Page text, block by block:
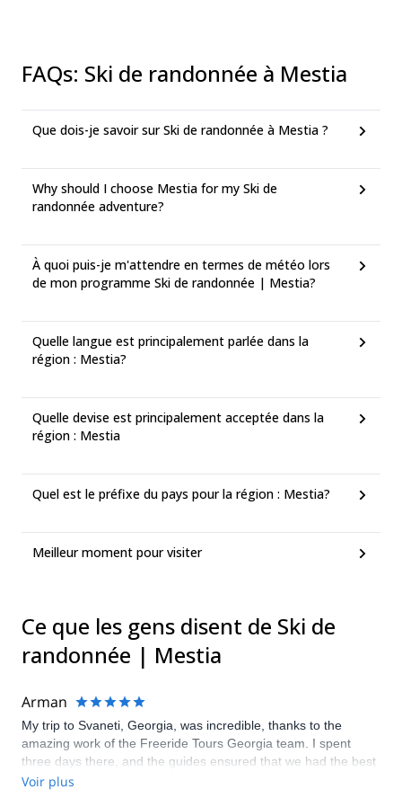
FAQs: Ski de randonnée à Mestia
Que dois-je savoir sur Ski de randonnée à Mestia ?
Why should I choose Mestia for my Ski de
randonnée adventure?
À quoi puis-je m'attendre en termes de météo lors
de mon programme Ski de randonnée | Mestia?
Quelle langue est principalement parlée dans la
région : Mestia?
Quelle devise est principalement acceptée dans la
région : Mestia
Quel est le préfixe du pays pour la région : Mestia?
Meilleur moment pour visiter
Ce que les gens disent de Ski de
randonnée | Mestia
Arman
My trip to Svaneti, Georgia, was incredible, thanks to the
amazing work of the Freeride Tours Georgia team. I spent
three days there, and the guides ensured that we had the best
and the most diverse riding experience, consisting of freeride,
Voir plus